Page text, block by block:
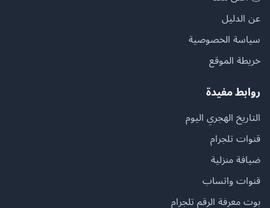
عن الدليل
سياسة الخصوصية
خريطة الموقع
روابط مفيدة
التاريخ الهجري اليوم
قنوات تلجرام
ضيافة منزلية
قنوات واتساب
بوت معرفة الرقم تلجرام